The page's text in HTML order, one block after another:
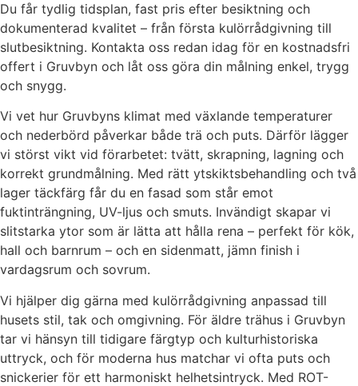
Du får tydlig tidsplan, fast pris efter besiktning och
dokumenterad kvalitet – från första kulörrådgivning till
slutbesiktning. Kontakta oss redan idag för en kostnadsfri
offert i Gruvbyn och låt oss göra din målning enkel, trygg
och snygg.
Vi vet hur Gruvbyns klimat med växlande temperaturer
och nederbörd påverkar både trä och puts. Därför lägger
vi störst vikt vid förarbetet: tvätt, skrapning, lagning och
korrekt grundmålning. Med rätt ytskiktsbehandling och två
lager täckfärg får du en fasad som står emot
fuktinträngning, UV-ljus och smuts. Invändigt skapar vi
slitstarka ytor som är lätta att hålla rena – perfekt för kök,
hall och barnrum – och en sidenmatt, jämn finish i
vardagsrum och sovrum.
Vi hjälper dig gärna med kulörrådgivning anpassad till
husets stil, tak och omgivning. För äldre trähus i Gruvbyn
tar vi hänsyn till tidigare färgtyp och kulturhistoriska
uttryck, och för moderna hus matchar vi ofta puts och
snickerier för ett harmoniskt helhetsintryck. Med ROT-